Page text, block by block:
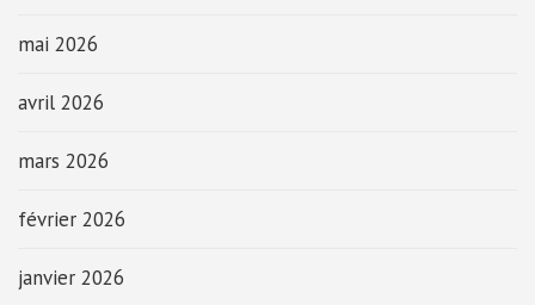
mai 2026
avril 2026
mars 2026
février 2026
janvier 2026